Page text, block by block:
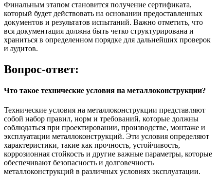
Финальным этапом становится получение сертификата,
который будет действовать на основании предоставленных
документов и результатов испытаний. Важно отметить, что
вся документация должна быть четко структурирована и
храниться в определенном порядке для дальнейших проверок
и аудитов.
Вопрос-ответ:
Что такое технические условия на металлоконструкции?
Технические условия на металлоконструкции представляют
собой набор правил, норм и требований, которые должны
соблюдаться при проектировании, производстве, монтаже и
эксплуатации металлоконструкций. Эти условия определяют
характеристики, такие как прочность, устойчивость,
коррозионная стойкость и другие важные параметры, которые
обеспечивают безопасность и долговечность
металлоконструкций в различных условиях эксплуатации.